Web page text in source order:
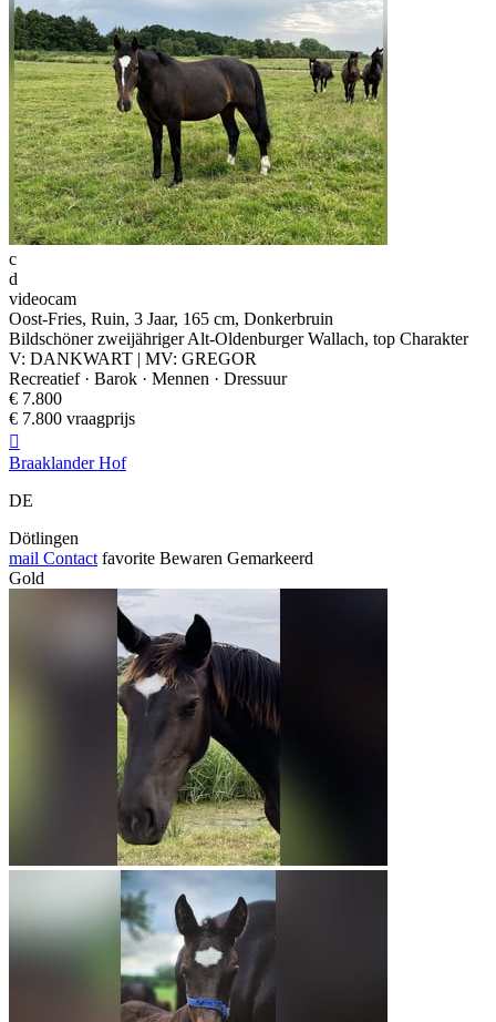
c
d
videocam
Oost-Fries, Ruin, 3 Jaar, 165 cm, Donkerbruin
Bildschöner zweijähriger Alt-Oldenburger Wallach, top Charakter
V: DANKWART | MV: GREGOR
Recreatief · Barok · Mennen · Dressuur
€ 7.800
€ 7.800 vraagprijs

Braaklander Hof
DE
Dötlingen
mail Contact favorite Bewaren Gemarkeerd
Gold